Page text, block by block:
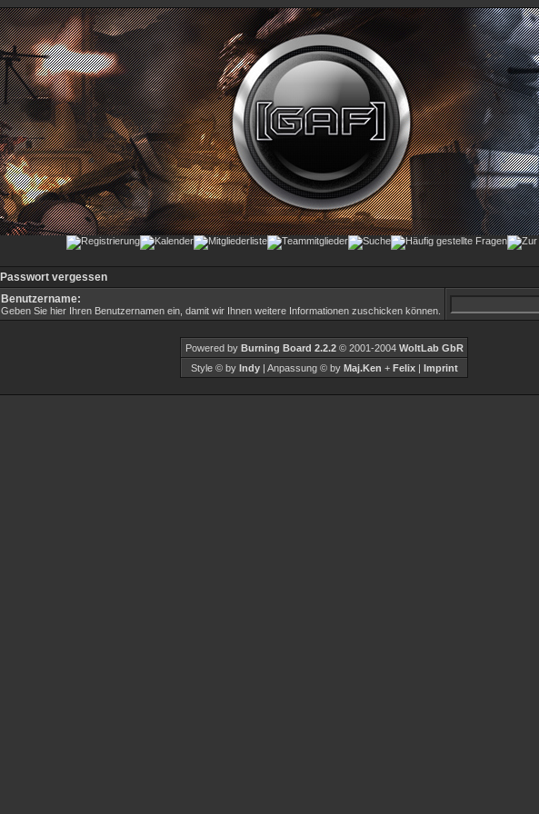
Passwort vergessen
Benutzername:
Geben Sie hier Ihren Benutzernamen ein, damit wir Ihnen weitere Informationen zuschicken können.
Powered by Burning Board 2.2.2© 2001-2004 WoltLab GbR
Style © by Indy| Anpassung © by Maj.Ken +Felix| Imprint